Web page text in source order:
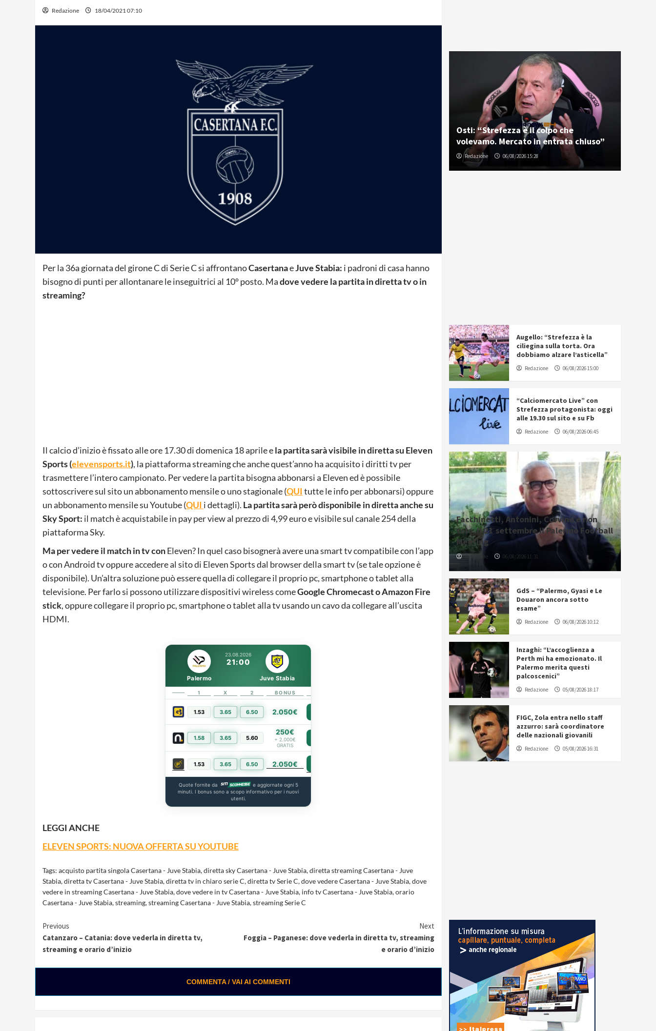
Redazione 18/04/2021 07:10
Per la 36a giornata del girone C di Serie C si affrontanoCasertanaeJuve Stabia: i padroni di casa hanno
bisogno di punti per allontanare le inseguitrici al 10° posto. Madove vedere la partita in diretta tv o in
streaming?
Il calcio d’inizio è fissato alle ore 17.30 di domenica 18 aprile ela partita sarà visibile in diretta su Eleven
Sports(elevensports.it), la piattaforma streaming che anche quest’anno ha acquisito i diritti tv per
trasmettere l’intero campionato. Per vedere la partita bisogna abbonarsi a Eleven ed è possibile
sottoscrivere sul sito un abbonamento mensile o uno stagionale (QUI tutte le info per abbonarsi) oppure
un abbonamento mensile su Youtube (QUI i dettagli). La partita sarà però disponibile in diretta anche su
Sky Sport: il match è acquistabile in pay per view al prezzo di 4,99 euro e visibile sul canale 254 della
piattaforma Sky.
Ma per vedere il match in tv conEleven? In quel caso bisognerà avere una smart tv compatibile con l’app
o con Android tv oppure accedere al sito di Eleven Sports dal browser della smart tv (se tale opzione è
disponibile). Un’altra soluzione può essere quella di collegare il proprio pc, smartphone o tablet alla
televisione. Per farlo si possono utilizzare dispositivi wireless comeGoogle Chromecast o Amazon Fire
stick, oppure collegare il proprio pc, smartphone o tablet alla tv usando un cavo da collegare all’uscita
HDMI.
23.08.2026
21:00
Palermo Juve Stabia
1 X 2 BONUS
1.53 3.65 6.50 2.050€
1.58 3.65 5.60
250€
+ 2.000€
GRATIS
1.53 3.65 6.50 2.050€
Quote fornite da
e aggiornate ogni 5
minuti. I bonus sono a scopo informativo per i nuovi
utenti.
LEGGI ANCHE
ELEVEN SPORTS: NUOVA OFFERTA SU YOUTUBE
Tags: acquisto partita singola Casertana - Juve Stabia,diretta sky Casertana - Juve Stabia,diretta streaming Casertana - Juve
Stabia,diretta tv Casertana - Juve Stabia,diretta tv in chiaro serie C,diretta tv Serie C,dove vedere Casertana - Juve Stabia,dove
vedere in streaming Casertana - Juve Stabia,dove vedere in tv Casertana - Juve Stabia, info tv Casertana - Juve Stabia,orario
Casertana - Juve Stabia,streaming,streaming Casertana - Juve Stabia,streaming Serie C
Continue
Reading
Previous
Catanzaro – Catania: dove vederla in diretta tv,
streaming e orario d’inizio
Next
Foggia – Paganese: dove vederla in diretta tv, streaming
e orario d’inizio
COMMENTA / VAI AI COMMENTI
Osti: “Strefezza è il colpo che
volevamo. Mercato in entrata chiuso”
Redazione 06/08/2026 15:28
Augello: “Strefezza è la
ciliegina sulla torta. Ora
dobbiamo alzare l’asticella”
Redazione 06/08/2026 15:00
“Calciomercato Live” con
Strefezza protagonista: oggi
alle 19.30 sul sito e su Fb
Redazione 06/08/2026 06:45
Facchinetti, Antonini, Corvino e non
solo: il 21 settembre il Palermo Football
Meeting
Redazione 06/08/2026 11:31
GdS – “Palermo, Gyasi e Le
Douaron ancora sotto
esame”
Redazione 06/08/2026 10:12
Inzaghi: “L’accoglienza a
Perth mi ha emozionato. Il
Palermo merita questi
palcoscenici”
Redazione 05/08/2026 18:17
FIGC, Zola entra nello staff
azzurro: sarà coordinatore
delle nazionali giovanili
Redazione 05/08/2026 16:31